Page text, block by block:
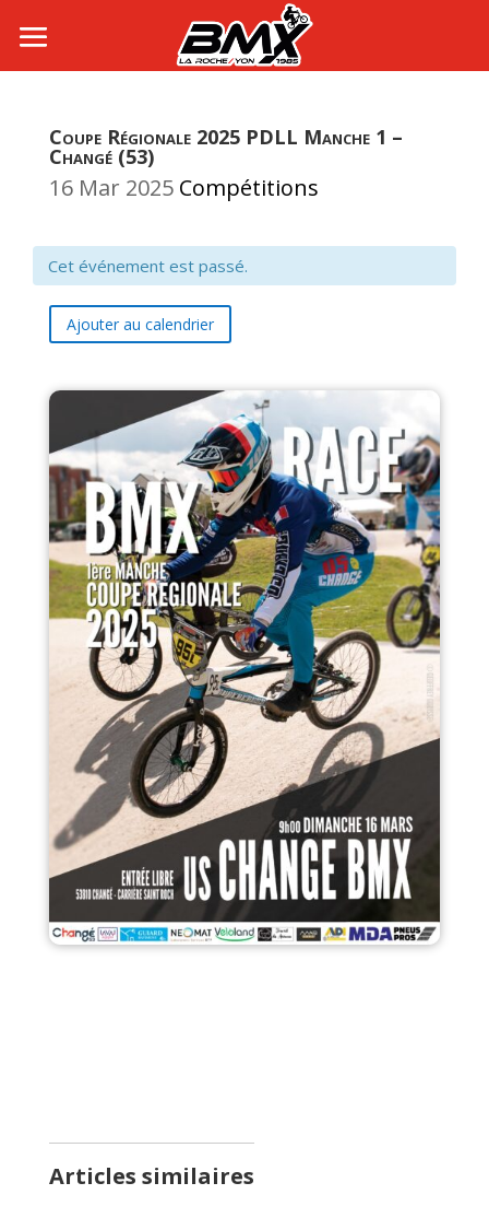
Coupe Régionale 2025 PDLL Manche 1 –
Changé (53)
16 Mar 2025 Compétitions
Cet événement est passé.
Ajouter au calendrier
Articles similaires